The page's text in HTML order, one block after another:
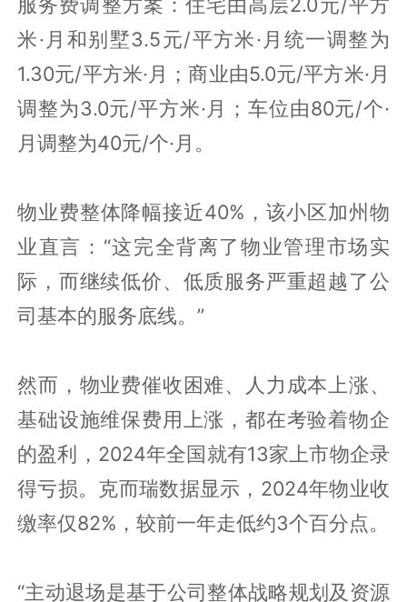
米·月和别墅3.5元/平方米·月统一调整为
1.30元/平方米·月；商业由5.0元/平方米·月
调整为3.0元/平方米·月；车位由80元/个·
月调整为40元/个·月。
物业费整体降幅接近40%，该小区加州物
业直言：“这完全背离了物业管理市场实
际，而继续低价、低质服务严重超越了公
司基本的服务底线。”
然而，物业费催收困难、人力成本上涨、
基础设施维保费用上涨，都在考验着物企
的盈利，2024年全国就有13家上市物企录
得亏损。克而瑞数据显示，2024年物业收
缴率仅82%，较前一年走低约3个百分点。
“主动退场是基于公司整体战略规划及资源